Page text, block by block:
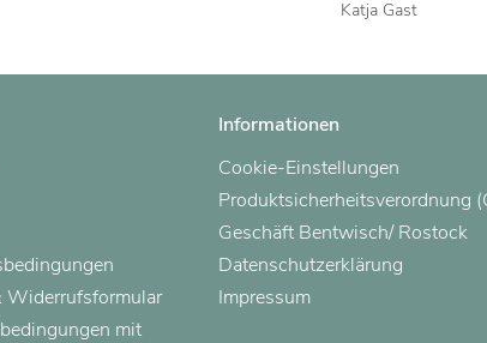
Katja Gast
Widerrufsformular
mit
Informationen
Cookie-Einstellungen
Produktsicherheitsverordnung
Geschäft Bentwisch/ Rostock
Datenschutzerklärung
Impressum